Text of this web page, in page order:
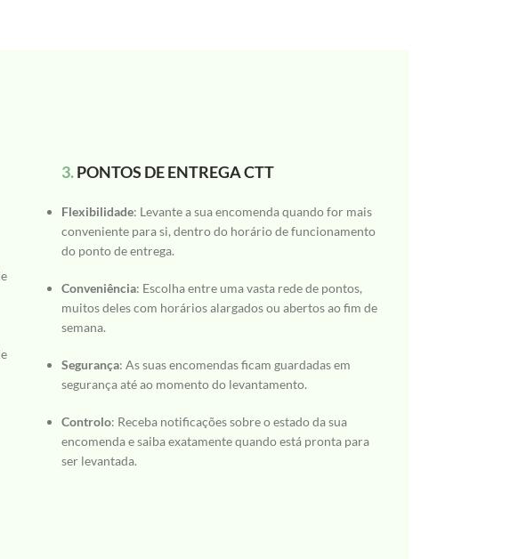
3.PONTOS DE ENTREGA CTT
Flexibilidade: Levante a sua encomenda quando for mais
conveniente para si, dentro do horário de funcionamento
do ponto de entrega.
Conveniência: Escolha entre uma vasta rede de pontos,
muitos deles com horários alargados ou abertos ao fim de
semana.
Segurança: As suas encomendas ficam guardadas em
segurança até ao momento do levantamento.
Controlo: Receba notificações sobre o estado da sua
encomenda e saiba exatamente quando está pronta para
ser levantada.